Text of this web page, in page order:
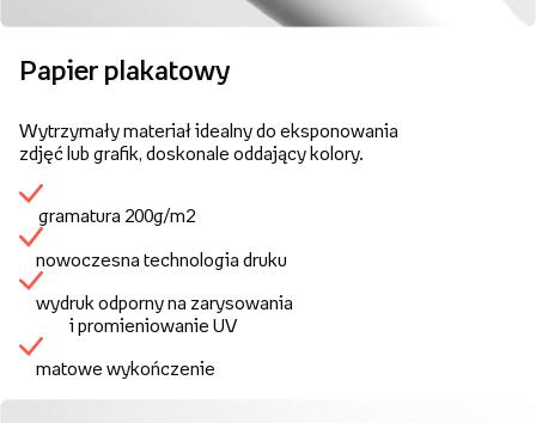
Papier plakatowy
Wytrzymały materiał idealny do eksponowania
zdjęć lub grafik, doskonale oddający kolory.
gramatura 200g/m2
nowoczesna technologia druku
wydruk odporny na zarysowania
i promieniowanie UV
matowe wykończenie